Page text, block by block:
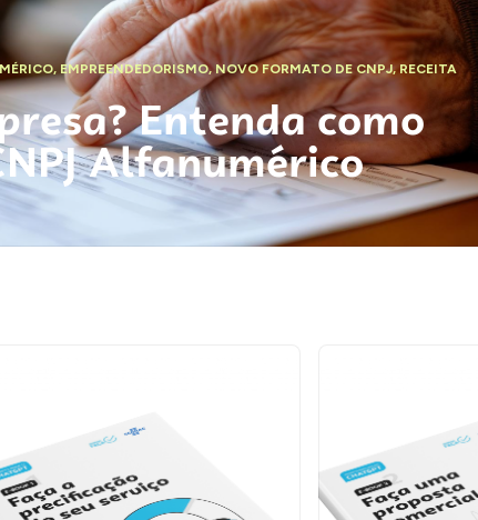
, EMPREENDEDORISMO,NOVO FORMATO DE CNPJ,RECEITA
Entenda como
Alfanumérico